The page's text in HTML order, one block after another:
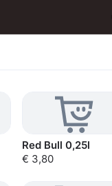
Red Bull 0,25l
€ 3,80